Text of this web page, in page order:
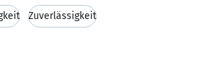
Zuverlässigkeit